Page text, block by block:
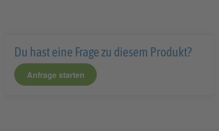
Du hast eine Frage zu diesem Produkt?
Anfrage starten